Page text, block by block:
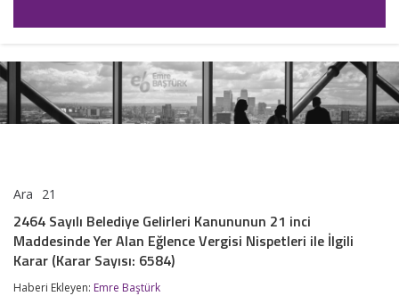
Ara 21
Belediye
Gelirleri
Kanununun
21
inci
2464 Sayılı Belediye Gelirleri Kanununun 21 inci
Maddesinde Yer Alan Eğlence Vergisi Nispetleri ile İlgili
Karar (Karar Sayısı: 6584)
Haberi Ekleyen: Emre Baştürk